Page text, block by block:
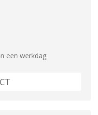
een werkdag